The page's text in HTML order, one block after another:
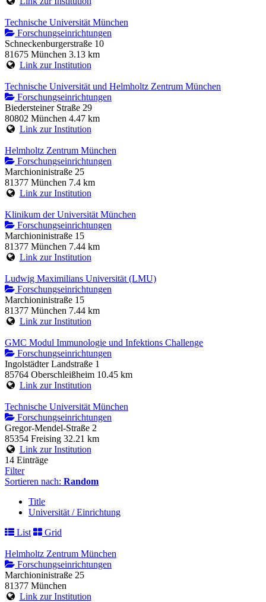
Technische Universität München
Forschungseinrichtungen
Schneckenburgerstraße 10
81675 München 3.13 km
Link zur Institution
Technische Universität und Helmholtz Zentrum München
Forschungseinrichtungen
Biedersteiner Straße 29
80802 München 4.47 km
Link zur Institution
Helmholtz Zentrum München
Forschungseinrichtungen
Marchioninistraße 25
81377 München 7.4 km
Link zur Institution
Klinikum der Universität München
Forschungseinrichtungen
Marchioninistraße 15
81377 München 7.44 km
Link zur Institution
Ludwig Maximilians Universität (LMU)
Forschungseinrichtungen
Marchioninistraße 15
81377 München 7.44 km
Link zur Institution
GMC Modul Immunologie und Infektions Challenge
Forschungseinrichtungen
Ingolstädter Landstraße 1
85764 Oberschleißheim 10.45 km
Link zur Institution
Technische Universität München
Forschungseinrichtungen
Gregor-Mendel-Straße 2
85354 Freising 32.21 km
Link zur Institution
14 Einträge
Filter
Sortieren nach: Random
Title
Universität / Einrichtung
List
Grid
Helmholtz Zentrum München
Forschungseinrichtungen
Marchioninistraße 25
81377 München
Link zur Institution